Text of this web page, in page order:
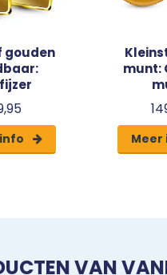
gouden
munt:
Meer
VAN